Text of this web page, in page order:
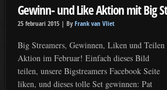
Gewinn- und Like Aktion mit Big
25 februari 2015 | By Frank van Vliet
Big Streamers, Gewinnen, Liken und Teilen
Aktion im Februar! Einfach dieses Bild
teilen, unsere Bigstreamers Facebook Seite
liken, und dieses tolle Set gewinnen: Pat